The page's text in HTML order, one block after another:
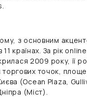
з основним
країнах. За рік
2009 року, її
точок,
(Ocean Plaza,
(Міст).